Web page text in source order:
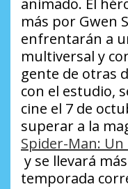
animado. El
más por Gwen
enfrentarán a
multiversal y
gente de otras
con el estudio,
cine el 7 de
superar a la
Spider-Man: Un
y se llevará
temporada